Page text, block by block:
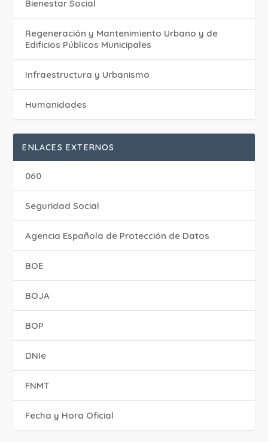
Bienestar Social
Regeneración y Mantenimiento Urbano y de
Edificios Públicos Municipales
Infraestructura y Urbanismo
Humanidades
ENLACES EXTERNOS
060
Seguridad Social
Agencia Española de Protección de Datos
BOE
BOJA
BOP
DNIe
FNMT
Fecha y Hora Oficial